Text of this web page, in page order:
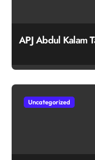
APJ Abdul Kalam
Uncategorized